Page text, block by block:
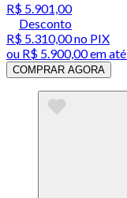
R$ 5.901,00
Desconto
R$ 5.310,00no PIX
ou R$ 5.900,00em até
COMPRAR AGORA